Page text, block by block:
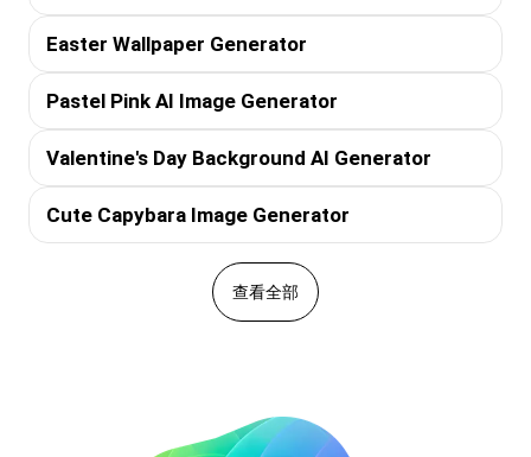
Easter Wallpaper Generator
Pastel Pink AI Image Generator
Valentine's Day Background AI Generator
Cute Capybara Image Generator
查看全部